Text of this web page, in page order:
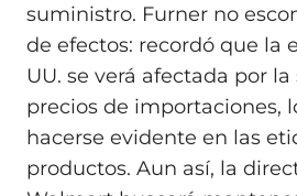
suministro. Furner no
de efectos: recordó que la
UU. se verá afectada por
precios de importaciones,
hacerse evidente en las
productos. Aun así, la